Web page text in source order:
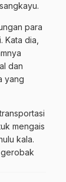
para
Kata dia,
dan
yang
mengais
kala.